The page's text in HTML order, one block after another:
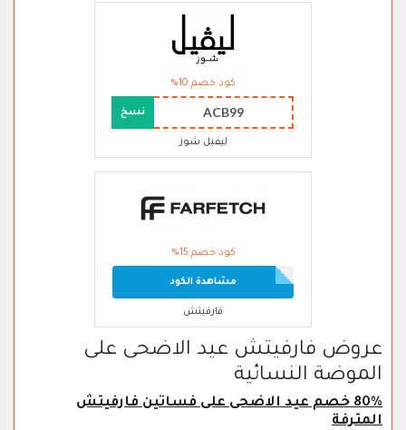
كود خصم 10%
ACB99 نسخ
ليفيل شوز
كود خصم 15%
مشاهدة الكود
فارفيتش
عروض فارفيتش عيد الاضحى على
الموضة النسائية
80% خصم عيد الاضحى على فساتين فارفيتش
المترفة